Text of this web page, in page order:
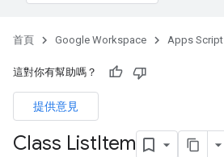
首頁 Google Workspace Apps Script
這對你有幫助嗎？
提供意見
Class ListItem